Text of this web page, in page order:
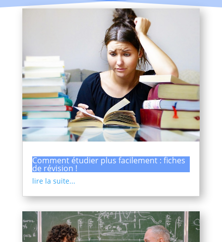
Comment étudier plus facilement : fiches
de révision !
lire la suite...